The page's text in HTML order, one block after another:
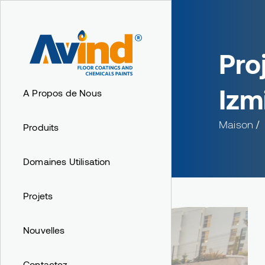
A Propos de Nous
Produits
Domaines Utilisation
Projets
Nouvelles
Maison